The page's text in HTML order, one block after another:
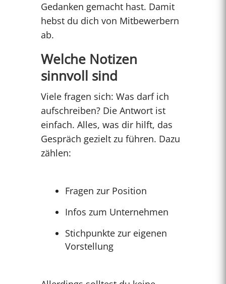
Gedanken gemacht hast. Damit
hebst du dich von Mitbewerbern
ab.
Welche Notizen
sinnvoll sind
Viele fragen sich: Was darf ich
aufschreiben? Die Antwort ist
einfach. Alles, was dir hilft, das
Gespräch gezielt zu führen. Dazu
zählen:
Fragen zur Position
Infos zum Unternehmen
Stichpunkte zur eigenen
Vorstellung